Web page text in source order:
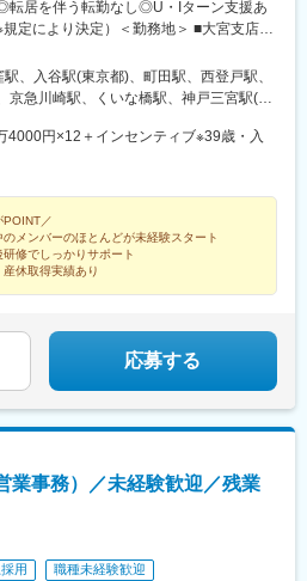
居を伴う転勤なし◎U・Iターン支援あ
定により決定）＜勤務地＞ ■大宮支店／
上落合9-10-21 ■杉並支店／東京都杉並区
店／東京都台東区北上野1-1-12■町田支
28-24■千葉支店／千葉市中央区松波1-19-
谷区帷子町2-47-1■川崎支店／神奈川県川
都支店／京都府京都市伏見区竹田久保町
階■南大阪支店／大阪府松原市天美我堂
大阪市北区芝田1-10-8 ■天王寺支店／大
1-8-15 受動喫煙対策あり
、入谷駅(東京都)、町田駅、西登戸駅、
京急川崎駅、くいな橋駅、神戸三宮駅(阪
新交通)、中津駅(地下鉄)、天王寺駅前
千葉駅、三宮・花時計前駅、中津駅(大
4000円×12＋インセンティブ※39歳・入
POINT／
メンバーのほとんどが未経験スタート
修でしっかりサポート
休取得実績あり
応募する
業事務）／未経験歓迎／残業
用
職種未経験歓迎